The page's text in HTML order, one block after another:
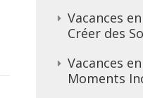
Vacances
Créer des
Vacances
Moments